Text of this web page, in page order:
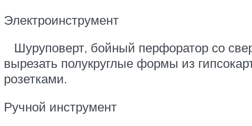
Электроинструмент
Шуруповерт, бойный перфоратор со
вырезать полукруглые формы из
розетками.
Ручной инструмент